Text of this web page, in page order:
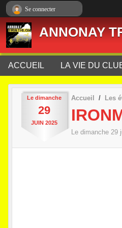
ANNONAY
ACCUEIL LA VIE DU
Le dimanche
29
JUIN 2025
Accueil Les
Le dimanche 29
Se connecter
Panneau de gestion des cookies